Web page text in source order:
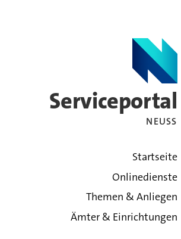
Serviceportal
NEUSS
Startseite
Onlinedienste
Themen & Anliegen
Ämter & Einrichtungen